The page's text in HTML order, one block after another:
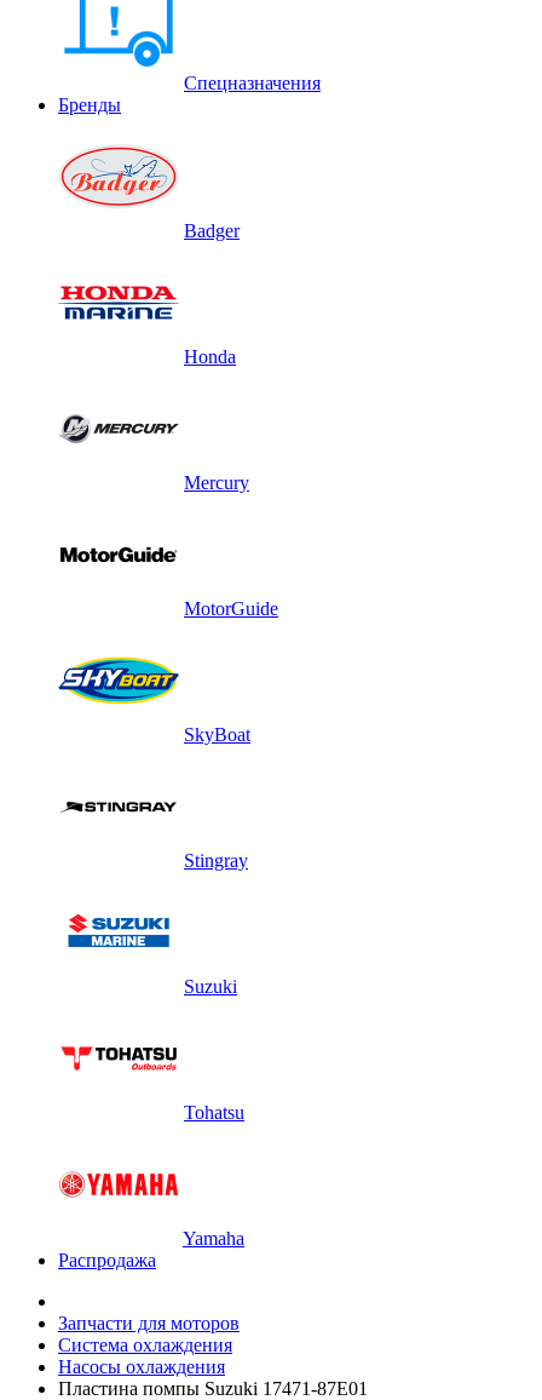
Спецназначения
Бренды
Badger
Honda
Mercury
MotorGuide
SkyBoat
Stingray
Suzuki
Tohatsu
Yamaha
Распродажа
Запчасти для моторов
Система охлаждения
Насосы охлаждения
Пластина помпы Suzuki 17471-87E01